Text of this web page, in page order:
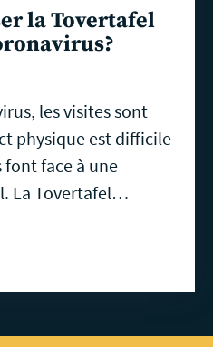
la Tovertafel
les visites sont
physique est difficile
face à une
La Tovertafel…